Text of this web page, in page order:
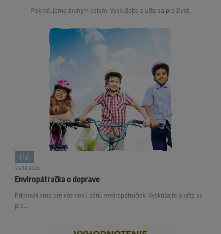
Pokračujeme druhým kolom. Vyskúšajte a učte sa pre život.
Súťaže
26.08.2024
Enviropátračka o doprave
Pripravili sme pre vás novú sériu enviropátračiek. Vyskúšajte a učte sa
pre...